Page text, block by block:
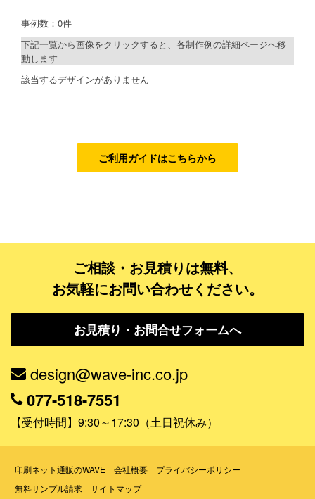
資料をダウンロード
ご利用規約
制作プランで探す
シルバーコース
ジャンルで探す
飲食店・カフェ
学校・塾・習い事
コンサート・ライブ・演劇
事例数：0件
下記一覧から画像をクリックすると、各制作例の詳細ページへ移
動します
該当するデザインがありません
ご利用ガイドはこちらから
ご相談・お見積りは無料、
お気軽にお問い合わせください。
お見積り・お問合せフォームへ
design@wave-inc.co.jp
077-518-7551
【受付時間】9:30～17:30（土日祝休み）
印刷ネット通販のWAVE 会社概要
プライバシーポリシー
無料サンプル請求
サイトマップ